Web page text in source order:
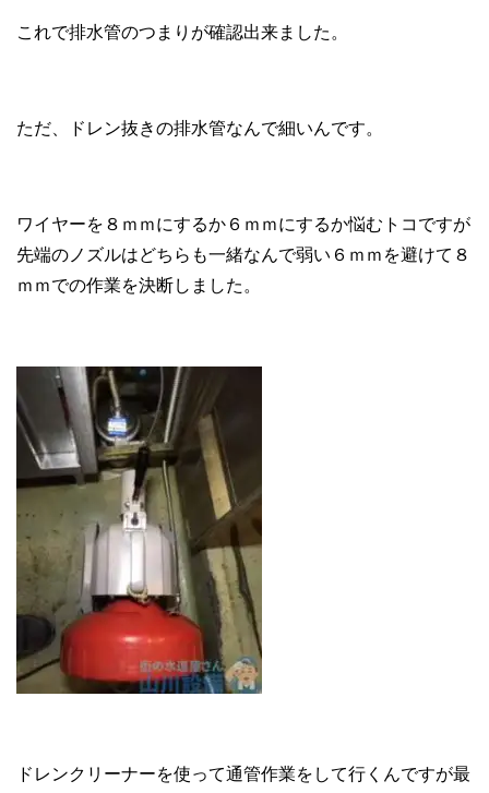
これで排水管のつまりが確認出来ました。
ただ、ドレン抜きの排水管なんで細いんです。
ワイヤーを８ｍｍにするか６ｍｍにするか悩むトコですが
先端のノズルはどちらも一緒なんで弱い６ｍｍを避けて８
ｍｍでの作業を決断しました。
ドレンクリーナーを使って通管作業をして行くんですが最